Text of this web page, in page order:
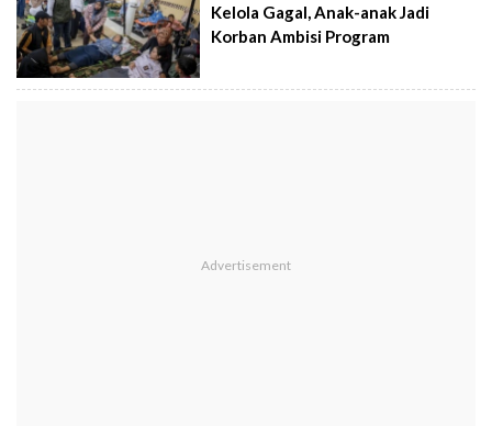
Kelola Gagal, Anak-anak Jadi
Korban Ambisi Program